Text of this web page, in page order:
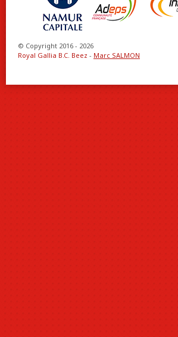
© Copyright 2016 - 2026
Royal Gallia B.C. Beez - Marc SALMON